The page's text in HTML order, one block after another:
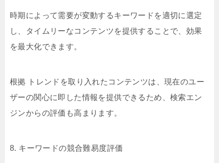
時期によって需要が変動するキーワードを適切に選定
し、タイムリーなコンテンツを提供することで、効果
を最大化できます。
根拠 トレンドを取り入れたコンテンツは、現在のユー
ザーの関心に即した情報を提供できるため、検索エン
ジンからの評価も高まります。
8. キーワードの競合難易度評価